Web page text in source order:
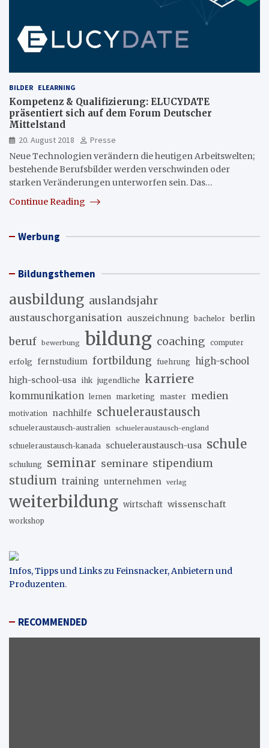
BILDER ELEARNING
Kompetenz & Qualifizierung: ELUCYDATE
präsentiert sich auf dem Forum Deutscher
Mittelstand
20. August 2018
Presse
Neue Technologien verändern die heutigen Arbeitswelten;
bestehende Berufsbilder werden verschwinden oder
starken Veränderungen unterworfen sein. Das…
Continue Reading
Werbung
Bildungsthemen
ausbildung auslandsjahr
austauschorganisation auszeichnung bachelor berlin
beruf bewerbung bildung coaching computer
erfolg fernstudium fortbildung fuehrung high-school
high-school-usa ihk jugendliche karriere
kommunikation lernen marketing master medien
motivation nachhilfe schueleraustausch
schueleraustausch-australien schueleraustausch-england
schueleraustausch-kanada schueleraustausch-usa schule
schulung seminar seminare stipendium
studium training unternehmen verlag
weiterbildung wirtschaft wissenschaft
workshop
Infos, Tipps und Links zu Feinsnacker, Anbietern und
Produzenten.
RECOMMENDED